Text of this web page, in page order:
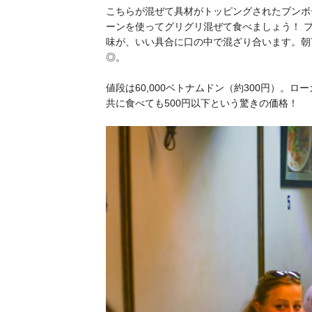
こちらが混ぜて具材がトッピングされたブン
ーンを使ってグリグリ混ぜて食べましょう！
味が、いい具合に口の中で混ざり合います。
◎。
値段は60,000ベトナムドン（約300円）。ロ
共に食べても500円以下という驚きの価格！